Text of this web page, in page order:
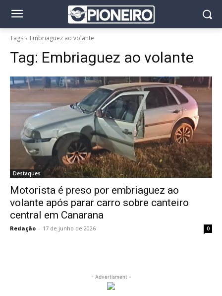
Tags Embriaguez ao volante
Tag: Embriaguez ao volante
Destaques
Motorista é preso por embriaguez ao
volante após parar carro sobre canteiro
central em Canarana
Redação - 17 de junho de 2026 0
- Advertisment -